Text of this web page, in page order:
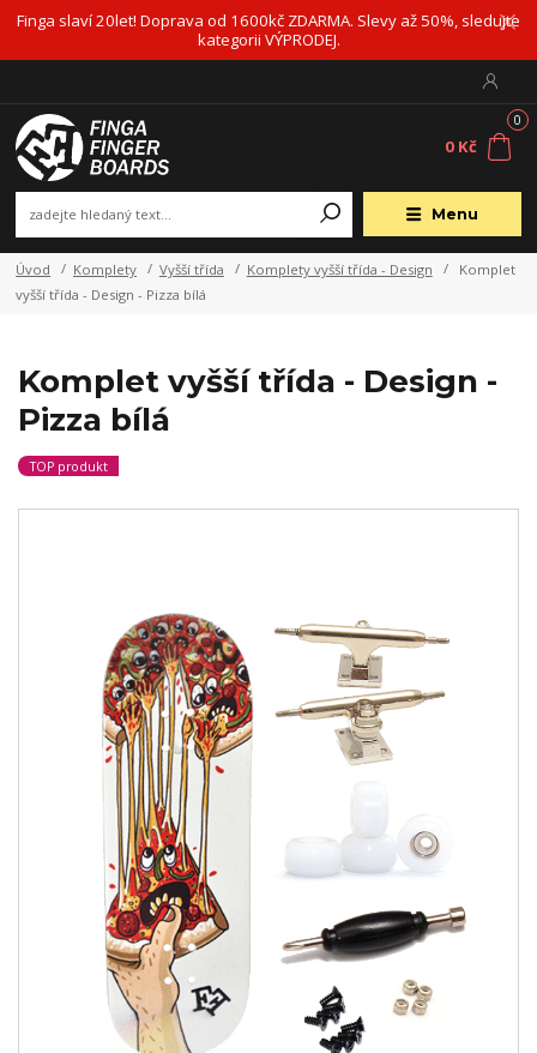
Finga slaví 20let! Doprava od 1600kč ZDARMA. Slevy až 50%, sledujte
kategorii VÝPRODEJ.
Menu
0
0 Kč
Úvod Komplety Vyšší třída Komplety vyšší třída - Design
Komplet
vyšší třída - Design - Pizza bílá
Komplet vyšší třída - Design -
Pizza bílá
TOP produkt